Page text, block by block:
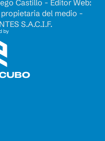
Castillo - Editor Web:
del medio -
S.A.C.I.F.